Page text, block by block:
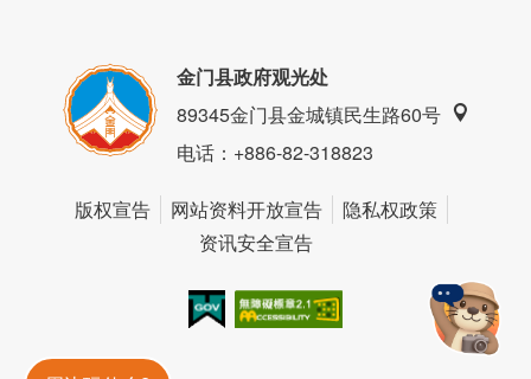
金门县政府观光处
89345金门县金城镇民生路60号
电话：+886-82-318823
版权宣告 网站资料开放宣告
隐私权政策
资讯安全宣告